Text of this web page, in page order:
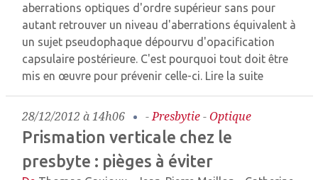
aberrations optiques d'ordre supérieur sans pour
autant retrouver un niveau d'aberrations équivalent à
un sujet pseudophaque dépourvu d'opacification
capsulaire postérieure. C'est pourquoi tout doit être
mis en œuvre pour prévenir celle-ci. Lire la suite
28/12/2012 à 14h06 -Presbytie-Optique
Prismation verticale chez le
presbyte : pièges à éviter